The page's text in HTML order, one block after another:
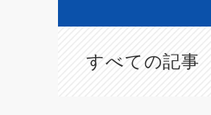
すべての記事